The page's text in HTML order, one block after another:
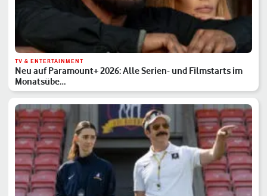
TV & ENTERTAINMENT
Neu auf Paramount+ 2026: Alle Serien- und Filmstarts im
Monatsübe…